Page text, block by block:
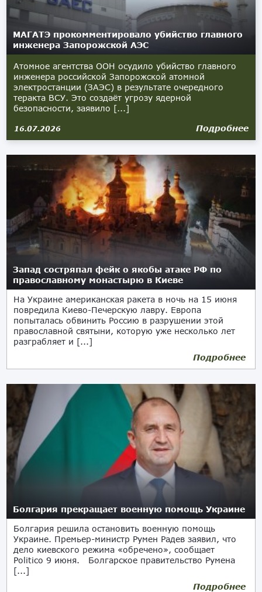
МАГАТЭ прокомментировало убийство главного
инженера Запорожской АЭС
Атомное агентства ООН осудило убийство главного
инженера российской Запорожской атомной
электростанции (ЗАЭС) в результате очередного
теракта ВСУ. Это создаёт угрозу ядерной
безопасности, заявило [...]
16.07.2026 Подробнее
Запад состряпал фейк о якобы атаке РФ по
православному монастырю в Киеве
На Украине американская ракета в ночь на 15 июня
повредила Киево-Печерскую лавру. Европа
попыталась обвинить Россию в разрушении этой
православной святыни, которую уже несколько лет
разграбляет и [...]
Подробнее
Болгария прекращает военную помощь Украине
Болгария решила остановить военную помощь
Украине. Премьер-министр Румен Радев заявил, что
дело киевского режима «обречено», сообщает
Politico 9 июня. Болгарское правительство Румена
[...]
Подробнее